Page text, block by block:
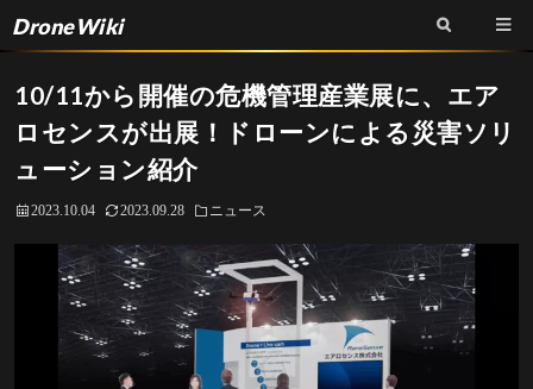
DroneWiki
10/11から開催の危機管理産業展に、エア
ロセンスが出展！ドローンによる災害ソリ
ューション紹介
2023.10.04 2023.09.28 ニュース